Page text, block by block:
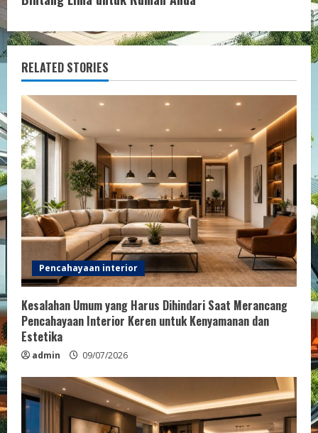
n
u
e
R
e
a
d
i
n
g
RELATED STORIES
Pencahayaan interior
Kesalahan Umum yang Harus Dihindari Saat Merancang
Pencahayaan Interior Keren untuk Kenyamanan dan
Estetika
admin 09/07/2026